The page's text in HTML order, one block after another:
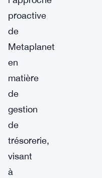
proactive
de
Metaplanet
en
matière
de
gestion
de
trésorerie,
visant
à